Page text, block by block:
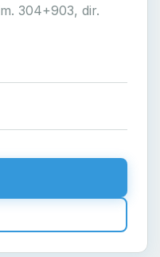
304+903, dir.